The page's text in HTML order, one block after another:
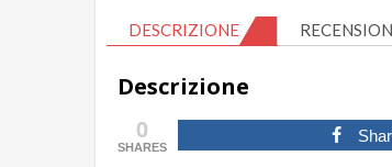
DESCRIZIONE
Descrizione
0
SHARES